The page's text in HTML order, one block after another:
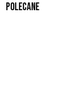
Polecane